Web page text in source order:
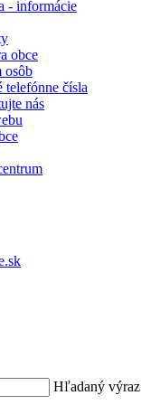
- informácie
obce
osôb
telefónne čísla
nás
Hľadaný výraz